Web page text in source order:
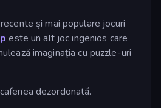
și mai populare jocuri
este un alt joc ingenios care
imaginația cu puzzle-uri
dezordonată.